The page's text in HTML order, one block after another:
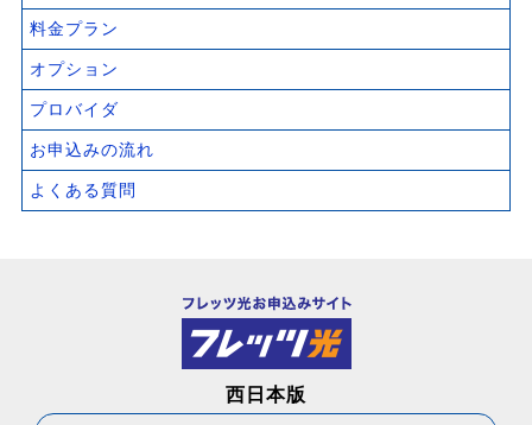
料金プラン
オプション
プロバイダ
お申込みの流れ
よくある質問
西日本版